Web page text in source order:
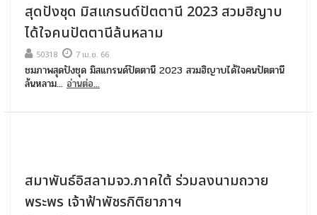
สุดปังชุด มิสแกรนด์ปัตตานี 2023 สวมฮิญาบ
ได้ใจคนปัตตานีล้นหลาม
50318 7 เม.ย. 66
ชมภาพสุดปังชุด มิสแกรนด์ปัตตานี 2023 สวมฮิญาบได้ใจคนปัตตานี
ล้นหลาม... อ่านต่อ...
สมาพันธ์อิสลามจว.ภาคใต้ ร่วมลงนามถวาย
พระพร เจ้าฟ้าพัชรกิติยาภาฯ